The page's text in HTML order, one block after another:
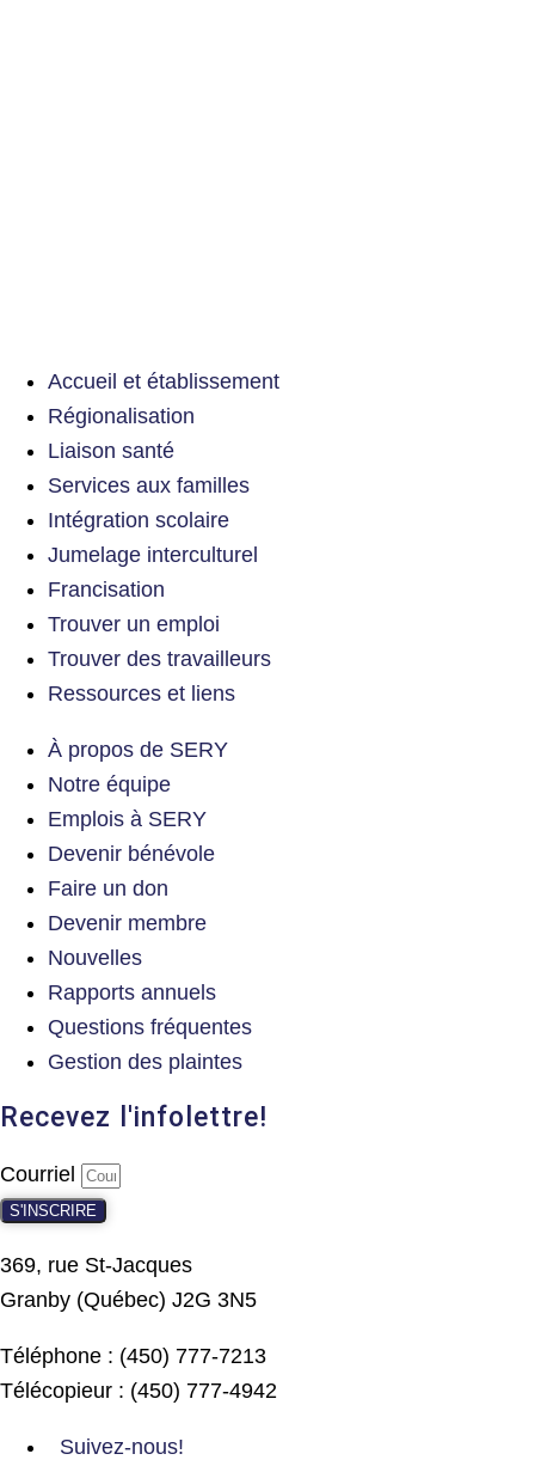
Accueil et établissement
Régionalisation
Liaison santé
Services aux familles
Intégration scolaire
Jumelage interculturel
Francisation
Trouver un emploi
Trouver des travailleurs
Ressources et liens
À propos de SERY
Notre équipe
Emplois à SERY
Devenir bénévole
Faire un don
Devenir membre
Nouvelles
Rapports annuels
Questions fréquentes
Gestion des plaintes
Recevez l'infolettre!
Courriel
S'INSCRIRE
369, rue St-Jacques
Granby (Québec) J2G 3N5
Téléphone : (450) 777-7213
Télécopieur : (450) 777-4942
Suivez-nous!